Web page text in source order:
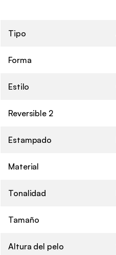
Tipo
Forma
Estilo
Reversible 2
Estampado
Material
Tonalidad
Tamaño
Altura del pelo